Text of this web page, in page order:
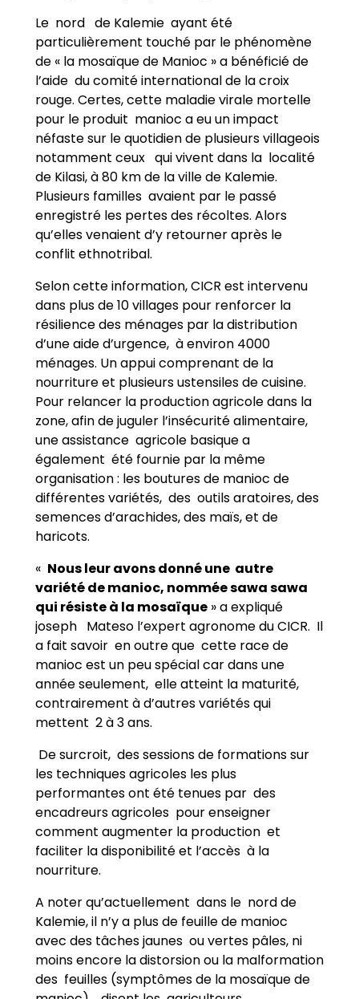
Le nord de Kalemie ayant été
particulièrement touché par le phénomène
de « la mosaïque de Manioc » a bénéficié de
l’aide du comité international de la croix
rouge. Certes, cette maladie virale mortelle
pour le produit manioc a eu un impact
néfaste sur le quotidien de plusieurs villageois
notamment ceux qui vivent dans la localité
de Kilasi, à 80 km de la ville de Kalemie.
Plusieurs familles avaient par le passé
enregistré les pertes des récoltes. Alors
qu’elles venaient d’y retourner après le
conflit ethnotribal.
Selon cette information, CICR est intervenu
dans plus de 10 villages pour renforcer la
résilience des ménages par la distribution
d’une aide d’urgence, à environ 4000
ménages. Un appui comprenant de la
nourriture et plusieurs ustensiles de cuisine.
Pour relancer la production agricole dans la
zone, afin de juguler l’insécurité alimentaire,
une assistance agricole basique a
également été fournie par la même
organisation : les boutures de manioc de
différentes variétés, des outils aratoires, des
semences d’arachides, des maïs, et de
haricots.
« Nous leur avons donné une autre
variété de manioc, nommée sawa sawa
qui résiste à la mosaïque » a expliqué
joseph Mateso l’expert agronome du CICR. Il
a fait savoir en outre que cette race de
manioc est un peu spécial car dans une
année seulement, elle atteint la maturité,
contrairement à d’autres variétés qui
mettent 2 à 3 ans.
De surcroit, des sessions de formations sur
les techniques agricoles les plus
performantes ont été tenues par des
encadreurs agricoles pour enseigner
comment augmenter la production et
faciliter la disponibilité et l’accès à la
nourriture.
A noter qu’actuellement dans le nord de
Kalemie, il n’y a plus de feuille de manioc
avec des tâches jaunes ou vertes pâles, ni
moins encore la distorsion ou la malformation
des feuilles (symptômes de la mosaïque de